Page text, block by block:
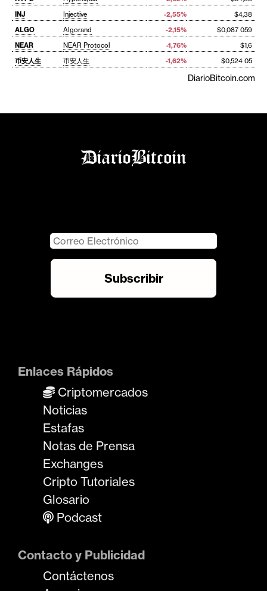
INJ
Injective -2,55%
$4,38
ALGO
Algorand -2,15%
$0,087 059
NEAR
NEAR Protocol -1,76%
$1,6
币安人生
币安人生 -1,62% $0,524 05
DiarioBitcoin.com
Enlaces Rápidos
Criptomercados
Noticias
Estafas
Notas de Prensa
Exchanges
Cripto Tutoriales
Glosario
Podcast
Contacto y Publicidad
Contáctenos